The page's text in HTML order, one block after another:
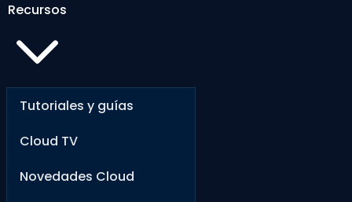
Recursos
Tutoriales y guías
Cloud TV
Novedades Cloud